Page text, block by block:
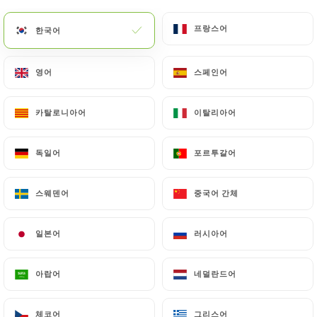
메뉴
한국어 프랑스어
영어 스페인어
카탈로니아어 이탈리아어
독일어 포르투갈어
스웨덴어 중국어 간체
일본어 러시아어
아랍어 네덜란드어
체코어 그리스어
연락처
한국어 프랑스어
영어 스페인어
카탈로니아어 이탈리아어
독일어 포르투갈어
스웨덴어 중국어 간체
일본어 러시아어
아랍어 네덜란드어
체코어 그리스어